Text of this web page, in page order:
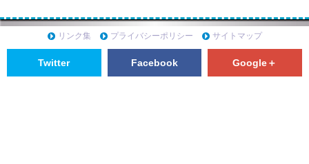
リンク集 プライバシーポリシー サイトマップ
Twitter Facebook Google＋